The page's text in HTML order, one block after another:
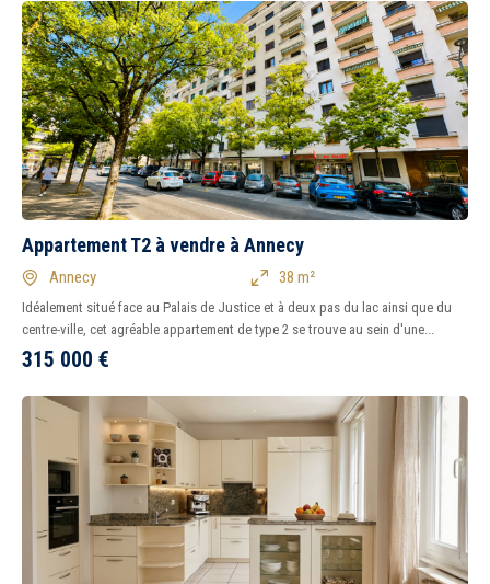
Appartement T2 à vendre à Annecy
Annecy 38 m²
Idéalement situé face au Palais de Justice et à deux pas du lac ainsi que du
centre-ville, cet agréable appartement de type 2 se trouve au sein d'une...
315 000 €